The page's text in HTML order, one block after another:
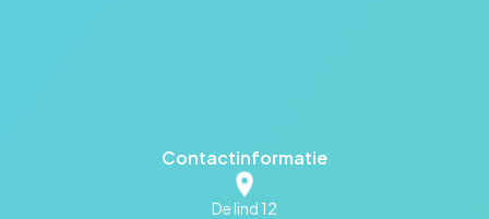
Contactinformatie
De lind 12